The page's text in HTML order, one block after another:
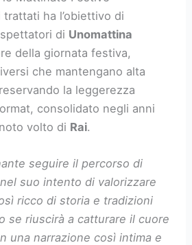
ha l’obiettivo di
di Unomattina
della giornata festiva,
che mantengano alta
la leggerezza
consolidato negli anni
volto di Rai.
seguire il percorso di
suo intento di valorizzare
ricco di storia e tradizioni
se riuscirà a catturare il cuore
una narrazione così intima e